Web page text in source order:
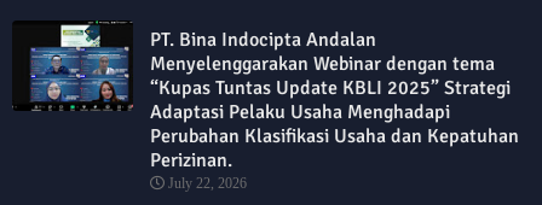
PT. Bina Indocipta Andalan
Menyelenggarakan Webinar dengan tema
“Kupas Tuntas Update KBLI 2025” Strategi
Adaptasi Pelaku Usaha Menghadapi
Perubahan Klasifikasi Usaha dan Kepatuhan
Perizinan.
July 22, 2026